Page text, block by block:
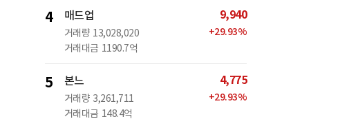
4 매드업
거래량 13,028,020
거래대금 1190.7억
9,940
+29.93%
5 본느
거래량 3,261,711
거래대금 148.4억
4,775
+29.93%